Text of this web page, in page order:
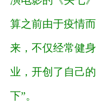
算之前由于疫情
来，不仅经常健
业，开创了自己
下”。